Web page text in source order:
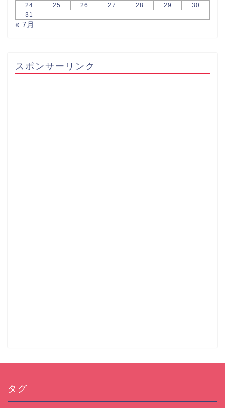
24
25 26 27 28 29
30
31
« 7月
スポンサーリンク
タグ